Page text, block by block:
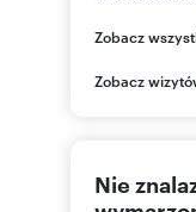
Al.
mazowieckie
(22) 4
Zobacz
Zobacz
Nie